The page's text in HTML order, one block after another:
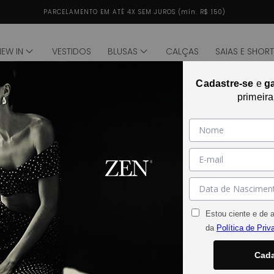
5% DESCONTO - PAGAMENTO VIA PIX
IN VESTIDOS BLUSAS CALÇAS SAIAS E
Abrir mídia 2 na janela modal
1/de
1
Cadastre-se e
Estou ciente e de
da Política de